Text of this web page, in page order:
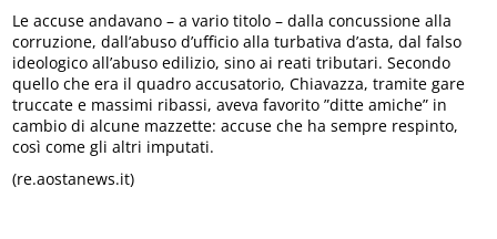
Le accuse andavano – a vario titolo – dalla concussione alla
corruzione, dall’abuso d’ufficio alla turbativa d’asta, dal falso
ideologico all’abuso edilizio, sino ai reati tributari. Secondo
quello che era il quadro accusatorio, Chiavazza, tramite gare
truccate e massimi ribassi, aveva favorito ”ditte amiche” in
cambio di alcune mazzette: accuse che ha sempre respinto,
così come gli altri imputati.
(re.aostanews.it)